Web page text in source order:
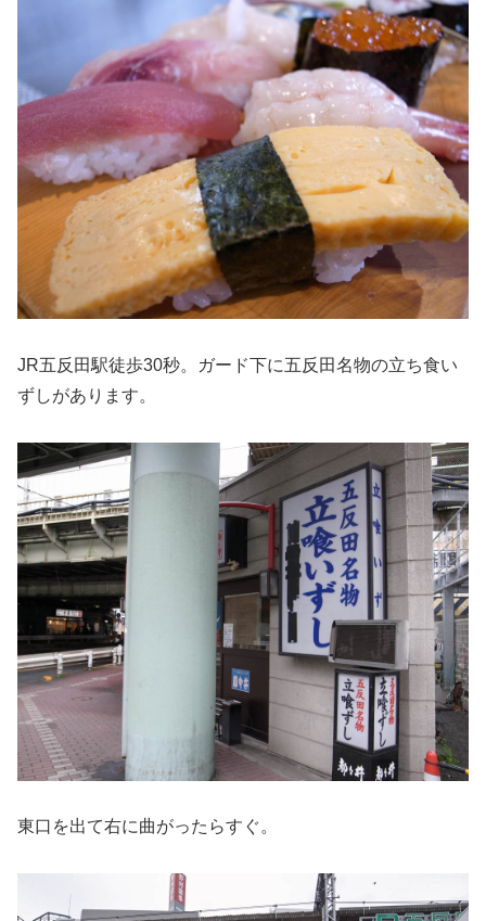
JR五反田駅徒歩30秒。ガード下に五反田名物の立ち食い
ずしがあります。
東口を出て右に曲がったらすぐ。